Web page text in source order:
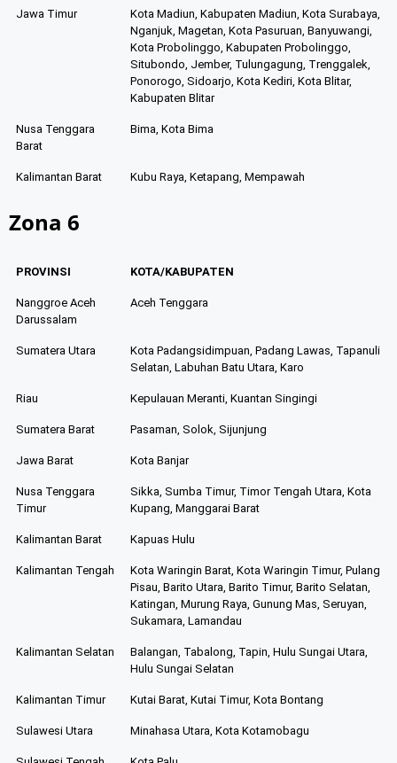
Jawa Timur
Kota Madiun, Kabupaten Madiun, Kota Surabaya,
Nganjuk, Magetan, Kota Pasuruan, Banyuwangi,
Kota Probolinggo, Kabupaten Probolinggo,
Situbondo, Jember, Tulungagung, Trenggalek,
Ponorogo, Sidoarjo, Kota Kediri, Kota Blitar,
Kabupaten Blitar
Nusa Tenggara
Barat
Bima, Kota Bima
Kalimantan Barat Kubu Raya, Ketapang, Mempawah
Zona 6
PROVINSI KOTA/KABUPATEN
Nanggroe Aceh
Darussalam
Aceh Tenggara
Sumatera Utara
Kota Padangsidimpuan, Padang Lawas, Tapanuli
Selatan, Labuhan Batu Utara, Karo
Riau Kepulauan Meranti, Kuantan Singingi
Sumatera Barat Pasaman, Solok, Sijunjung
Jawa Barat Kota Banjar
Nusa Tenggara
Timur
Sikka, Sumba Timur, Timor Tengah Utara, Kota
Kupang, Manggarai Barat
Kalimantan Barat Kapuas Hulu
Kalimantan Tengah
Kota Waringin Barat, Kota Waringin Timur, Pulang
Pisau, Barito Utara, Barito Timur, Barito Selatan,
Katingan, Murung Raya, Gunung Mas, Seruyan,
Sukamara, Lamandau
Kalimantan Selatan
Balangan, Tabalong, Tapin, Hulu Sungai Utara,
Hulu Sungai Selatan
Kalimantan Timur Kutai Barat, Kutai Timur, Kota Bontang
Sulawesi Utara Minahasa Utara, Kota Kotamobagu